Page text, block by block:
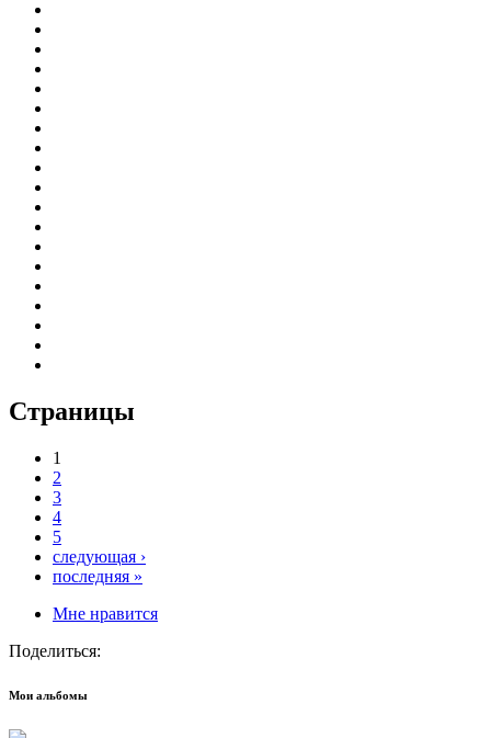
Страницы
1
2
3
4
5
следующая ›
последняя »
Мне нравится
Поделиться:
Мои альбомы